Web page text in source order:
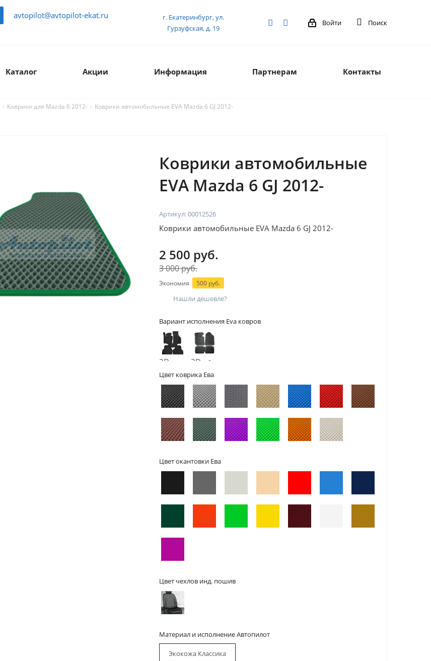
avtopilot@avtopilot-ekat.ru
г. Екатеринбург, ул.
Гурзуфская, д. 19
Войти Поиск
Каталог Акции Информация Партнерам Контакты
- Коврики для Mazda 6 2012- - Коврики автомобильные EVA Mazda 6 GJ 2012-
Коврики автомобильные
EVA Mazda 6 GJ 2012-
Артикул:00012526
Коврики автомобильные EVA Mazda 6 GJ 2012-
2 500 руб.
3 000 руб.
Экономия 500 руб.
Нашли дешевле?
Вариант исполнения Eva ковров
2D -
без
бортов
3D - с
бортами
Цвет коврика Ева
Цвет окантовки Ева
Цвет чехлов инд. пошив
Материал и исполнение Автопилот
Экокожа Классика